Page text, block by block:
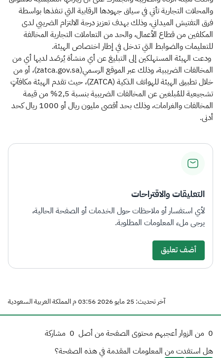
والمحلات التجارية تأتي في سياق جهودها الرقابية التي تنفذها بواسطة
فرق التفتيش الميداني، وذلك بهدف تعزيز درجة الالتزام الضريبي لدى
المكلفين من قطاع الأعمال، والحد من التعاملات التجارية المخالفة
للتعليمات والضوابط التي تدخل في إطار اختصاص الهيئة.
ودعت الهيئة المستهلكين إلى التبليغ عن أي منشأة يُرصَد لديها أي من
المخالفات الضريبية، وذلك عبر الموقع الرسمي(zatca.gov.sa)، أو من
خلال تطبيق الهيئة للهواتف الذكية (ZATCA)، حيث تقدم الهيئة مكافآتٍ
تشجيعية للمُبلغين عن المخالفات الضريبية بنسبة 2,5% من قيمة
المخالفات والغرامات، وذلك بحد أقصى مليون ريال أو 1000 ريال كحد
أدنى. ​
التعليقات والاقتراحات
لأي استفسار أو ملاحظات حول الخدمات أو الصفحة الحالية،
يرجى ملء المعلومات المطلوبة.
أضف تعليق
آخر تحديث: 25 مايو 2026 03:56 م المملكة العربية السعودية
0 من الزوار أعجبهم محتوى الصفحة من أصل 0 مشاركة
هل استفدت من المعلومات المقدمة في هذه الصفحة؟